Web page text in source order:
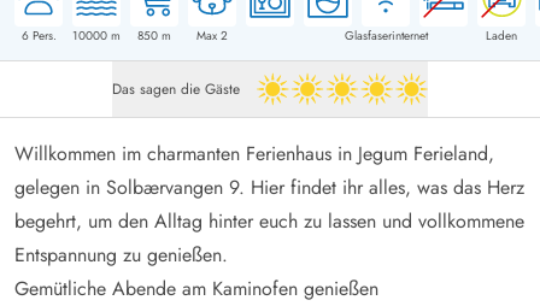
6Pers. 10000 m 850 m Max 2 Glasfaserinternet Laden
Das sagen die Gäste 5 von 5
Willkommen im charmanten Ferienhaus in Jegum Ferieland,
gelegen in Solbærvangen 9. Hier findet ihr alles, was das Herz
begehrt, um den Alltag hinter euch zu lassen und vollkommene
Entspannung zu genießen.
Gemütliche Abende am Kaminofen genießen